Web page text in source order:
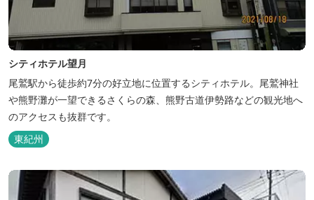
シティホテル望月
尾鷲駅から徒歩約7分の好立地に位置するシティホテル。尾鷲神社
や熊野灘が一望できるさくらの森、熊野古道伊勢路などの観光地へ
のアクセスも抜群です。
東紀州